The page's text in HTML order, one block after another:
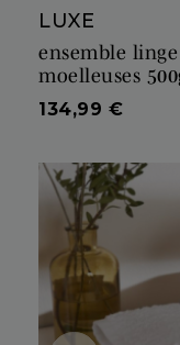
LUXE
ensemble
moelleuses
Prix
134,99 €